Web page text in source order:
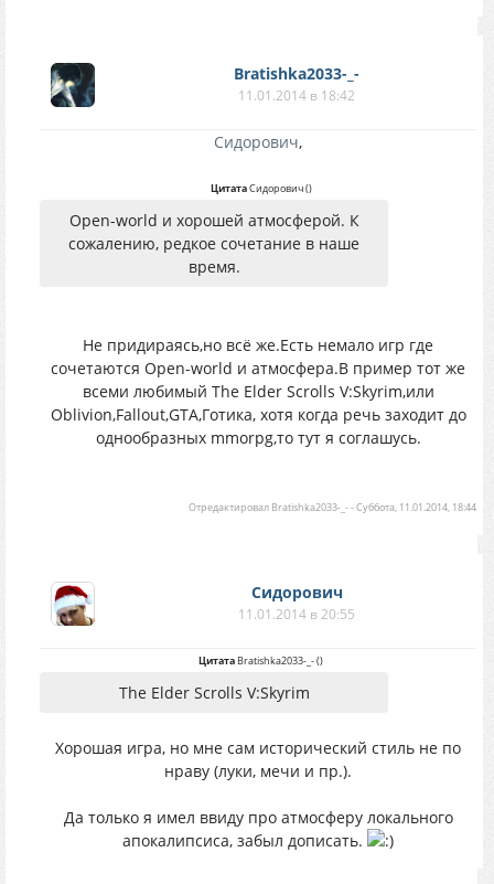
Bratishka2033-_-
11.01.2014 в 18:42
Сидорович,
ЦитатаСидорович()
Open-world и хорошей атмосферой. К
сожалению, редкое сочетание в наше
время.
Не придираясь,но всё же.Есть немало игр где
сочетаются Open-world и атмосфера.В пример тот же
всеми любимый The Elder Scrolls V:Skyrim,или
Oblivion,Fallout,GTA,Готика, хотя когда речь заходит до
однообразных mmorpg,то тут я соглашусь.
Отредактировал Bratishka2033-_--Суббота, 11.01.2014, 18:44
Сидорович
11.01.2014 в 20:55
ЦитатаBratishka2033-_-()
The Elder Scrolls V:Skyrim
Хорошая игра, но мне сам исторический стиль не по
нраву (луки, мечи и пр.).
Да только я имел ввиду про атмосферу локального
апокалипсиса, забыл дописать.